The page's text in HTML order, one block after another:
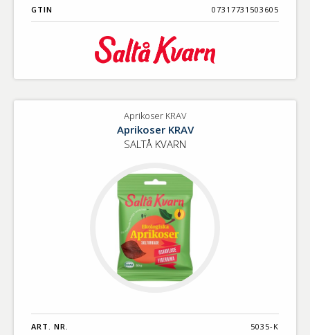
GTIN 07317731503605
Aprikoser KRAV
Aprikoser KRAV
SALTÅ KVARN
ART. NR. 5035-K